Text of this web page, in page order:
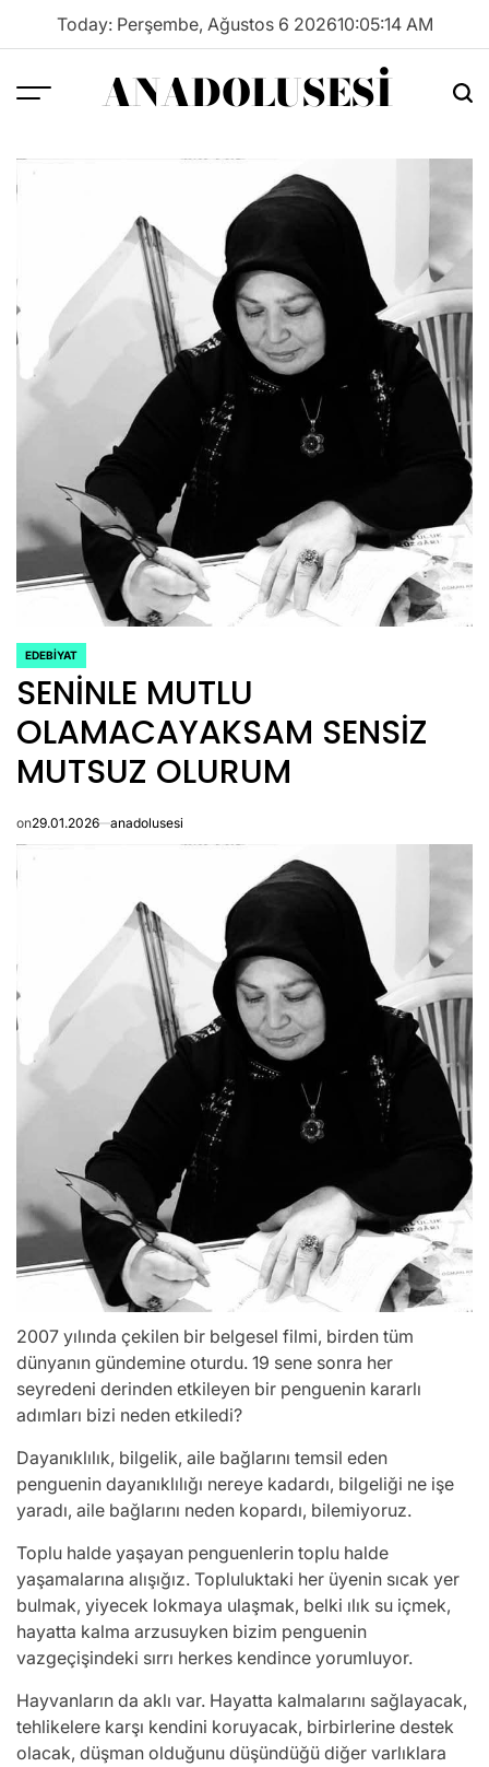
Today: Perşembe, Ağustos 6 202610:05:15 AM
Menu ANADOLUSESI
POSTED
IN
EDEBIYAT
SENİNLE MUTLU
OLAMACAYAKSAM SENSİZ
MUTSUZ OLURUM
on29.01.2026 anadolusesi
2007 yılında çekilen bir belgesel filmi, birden tüm
dünyanın gündemine oturdu. 19 sene sonra her
seyredeni derinden etkileyen bir penguenin kararlı
adımları bizi neden etkiledi?
Dayanıklılık, bilgelik, aile bağlarını temsil eden
penguenin dayanıklılığı nereye kadardı, bilgeliği ne işe
yaradı, aile bağlarını neden kopardı, bilemiyoruz.
Toplu halde yaşayan penguenlerin toplu halde
yaşamalarına alışığız. Topluluktaki her üyenin sıcak yer
bulmak, yiyecek lokmaya ulaşmak, belki ılık su içmek,
hayatta kalma arzusuyken bizim penguenin
vazgeçişindeki sırrı herkes kendince yorumluyor.
Hayvanların da aklı var. Hayatta kalmalarını sağlayacak,
tehlikelere karşı kendini koruyacak, birbirlerine destek
olacak, düşman olduğunu düşündüğü diğer varlıklara